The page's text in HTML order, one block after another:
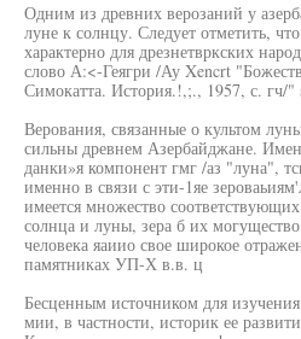
Одним из древних верозаний у
луне к солнцу. Следует отметить,
характерно для дрезнетвркских
слово А:<-Геягри /Ау Xencrt
Симокатта. История.!,;., 1957, с. гч/"
Верования, связанные о культом
сильны древнем Азербайджане.
данки»я компонент гмг /аз "луна",
именно в связи с эти-1яе
имеется множество
солнца и луны, зера б их
человека яаиио свое широкое
памятниках УП-Х в.в. ц
Бесценным источником для
мии, в частности, историк ее